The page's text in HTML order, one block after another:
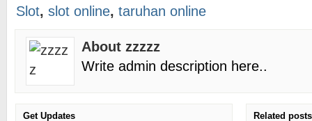
Slot, slot online, taruhan online
About zzzzz
Write admin description here..
Get Updates Related posts